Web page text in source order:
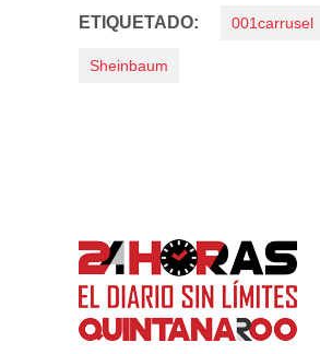
ETIQUETADO: 001carrusel
Sheinbaum